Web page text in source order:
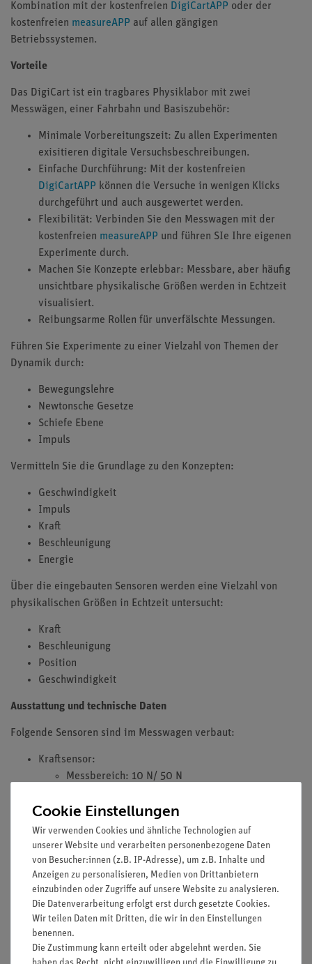
Kombination mit der kostenfreien DigiCartAPP oder der
kostenfreien measureAPP auf allen gängigen
Betriebssystemen.
Vorteile
Das DigiCart ist ein tragbares Physiklabor mit zwei
Messwägen, einer Fahrbahn und Basiszubehör:
Minimale Vorbereitungszeit: Zu allen Experimenten
exisitieren digitale Versuchsbeschreibungen.
Einfache Durchführung: Mit der kostenfreien
DigiCartAPP können die Versuche in wenigen Klicks
durchgeführt und auch ausgewertet werden.
Flexibilität: Verbinden Sie den Messwagen mit der
kostenfreien measureAPP und führen SIe Ihre eigenen
Experimente durch.
Machen Sie Konzepte erlebbar: Messbare, aber häufig
unsichtbare physikalische Größen werden in Echtzeit
visualisiert.
Reibungsarme Rollen für unverfälschte Messungen.
Führen Sie Experimente zu einer Vielzahl von Themen der
Dynamik durch:
Bewegungslehre
Newtonsche Gesetze
Schiefe Ebene
Impuls
Vermitteln Sie die Grundlage zu den Konzepten:
Geschwindigkeit
Impuls
Kraft
Beschleunigung
Energie
Über die eingebauten Sensoren werden eine Vielzahl von
physikalischen Größen in Echtzeit untersucht:
Kraft
Beschleunigung
Position
Geschwindigkeit
Ausstattung und technische Daten
Folgende Sensoren sind im Messwagen verbaut:
Kraftsensor:
Messbereich: 10 N/ 50 N
Max. Abtastrate: 1000 Hz/ 5000 Hz
Geschwindigkeits- und Positionssensor:
Geschwindigkeitsauflösung: 3 m/s
Geschwindigkeitsauflösung: 0,001 m/s
Positionsauflösung: 0,1 mm
Max. Abtastrate: 800 Hz
Beschleunigungssensor:
Messbereich: 16 g
Cookie Einstellungen
Wir verwenden Cookies und ähnliche Technologien auf
unserer Website und verarbeiten personenbezogene Daten
von Besucher:innen (z.B. IP-Adresse), um z.B. Inhalte und
Anzeigen zu personalisieren, Medien von Drittanbietern
einzubinden oder Zugriffe auf unsere Website zu analysieren.
Die Datenverarbeitung erfolgt erst durch gesetzte Cookies.
Wir teilen Daten mit Dritten, die wir in den Einstellungen
benennen.
Die Zustimmung kann erteilt oder abgelehnt werden. Sie